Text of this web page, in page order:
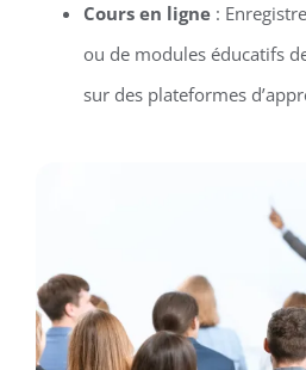
Cours en ligne:
ou de modules éducatifs
sur des plateformes